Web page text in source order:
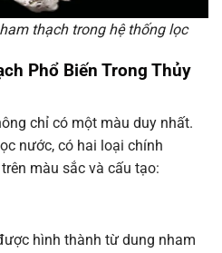
thạch trong hệ thống lọc
Phổ Biến Trong Thủy
chỉ có một màu duy nhất.
nước, có hai loại chính
màu sắc và cấu tạo:
hình thành từ dung nham